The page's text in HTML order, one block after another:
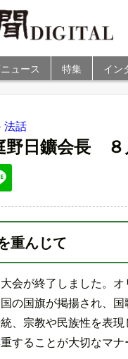
ュース 特集 イン
法話
日鑛会長 ８
重んじて
会が終了しました。
の国旗が掲揚され、
、宗教や民族性を表
することが大切なマナ